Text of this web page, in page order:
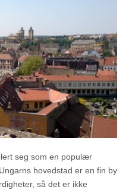
seg som en populær
hovedstad er en fin by
så det er ikke